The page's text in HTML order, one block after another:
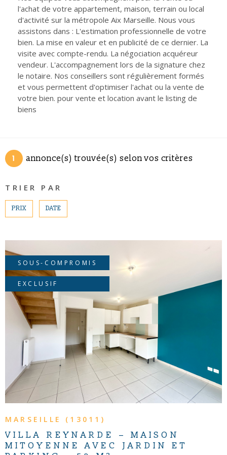
l'achat de votre appartement, maison, terrain ou local
d'activité sur la métropole Aix Marseille. Nous vous
assistons dans : L'estimation professionnelle de votre
bien. La mise en valeur et en publicité de ce dernier. La
visite avec compte-rendu. La négociation acquéreur
vendeur. L'accompagnement lors de la signature chez
le notaire. Nos conseillers sont régulièrement formés
et vous permettent d'optimiser l'achat ou la vente de
votre bien. pour vente et location avant le listing de
biens
1 annonce(s) trouvée(s) selon vos critères
TRIER PAR
PRIX DATE
MARSEILLE (13011)
VILLA REYNARDE – MAISON
MITOYENNE AVEC JARDIN ET
SOUS-COMPROMIS
EXCLUSIF
VOIR LE BIEN
Pièces
PIÈCES
RÉFÉRENCE
CRITÈRES SUPPLÉMENTAIRES
Piscine
Parking
RECHERCHER